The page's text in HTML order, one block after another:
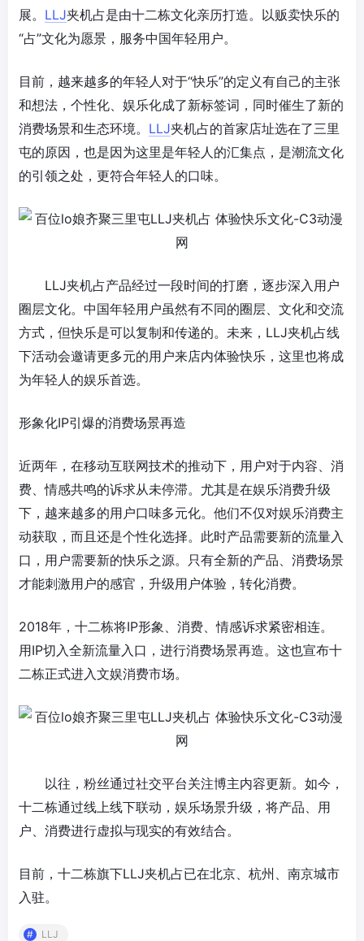
展。 LLJ夹机占是由十二栋文化亲历打造。以贩卖快乐的
“占”文化为愿景，服务中国年轻用户。
目前，越来越多的年轻人对于“快乐”的定义有自己的主张
和想法，个性化、娱乐化成了新标签词，同时催生了新的
消费场景和生态环境。 LLJ夹机占的首家店址选在了三里
屯的原因，也是因为这里是年轻人的汇集点，是潮流文化
的引领之处，更符合年轻人的口味。
LLJ夹机占产品经过一段时间的打磨，逐步深入用户
圈层文化。中国年轻用户虽然有不同的圈层、文化和交流
方式，但快乐是可以复制和传递的。未来，LLJ夹机占线
下活动会邀请更多元的用户来店内体验快乐，这里也将成
为年轻人的娱乐首选。
形象化IP引爆的消费场景再造
近两年，在移动互联网技术的推动下，用户对于内容、消
费、情感共鸣的诉求从未停滞。尤其是在娱乐消费升级
下，越来越多的用户口味多元化。他们不仅对娱乐消费主
动获取，而且还是个性化选择。此时产品需要新的流量入
口，用户需要新的快乐之源。只有全新的产品、消费场景
才能刺激用户的感官，升级用户体验，转化消费。
2018年，十二栋将IP形象、消费、情感诉求紧密相连。
用IP切入全新流量入口，进行消费场景再造。这也宣布十
二栋正式进入文娱消费市场。
以往，粉丝通过社交平台关注博主内容更新。如今，
十二栋通过线上线下联动，娱乐场景升级，将产品、用
户、消费进行虚拟与现实的有效结合。
目前，十二栋旗下LLJ夹机占已在北京、杭州、南京城市
入驻。
LLJ